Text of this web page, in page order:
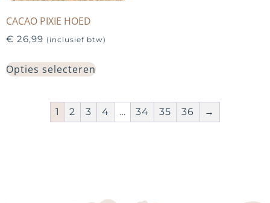
CACAO PIXIE HOED
€ 26,99 (inclusief btw)
Opties selecteren
1 2 3 4 … 34 35 36 →